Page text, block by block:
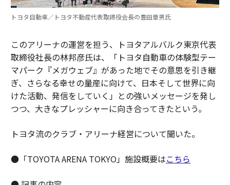
トヨタ自動車／トヨタ不動産代表取締役会長の豊田章男氏
このアリーナの運営を担う、トヨタアルバルク東京代表
取締役社長の林邦彦氏は、「トヨタ自動車の体験型テー
マパーク『メガウェブ』があった地でその意思を引き継
ぎ、さらなる幸せの量産に向けて、日本そして世界に向
けた活動、発信をしていく」との強いメッセージを発し
つつ、大きなプレッシャーに向き合ってきたという。
トヨタ流のクラブ・アリーナ経営について聞いた。
●「TOYOTA ARENA TOKYO」施設概要はこちら